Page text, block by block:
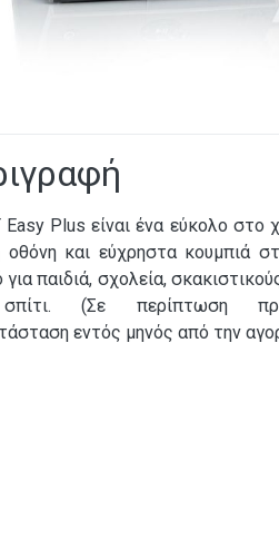
Easy Plus είναι ένα εύκολο στο
οθόνη και εύχρηστα κουμπιά
για παιδιά, σχολεία,
(Σε περίπτωση
εντός μηνός από την